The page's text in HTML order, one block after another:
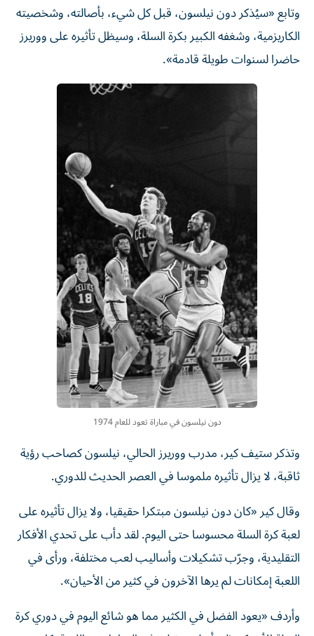
وتابع «سيُذكر دون نيلسون، قبل كل شيء، بأصالته، وشخصيته
الكاريزمية، وشغفه الكبير بكرة السلة، وسيظل تأثيره على ووريرز
حاضرا لسنوات طويلة قادمة».
دون نيلسون في مباراة تعود للعام 1974
وتذكر ستيف كير، مدرب ووريرز الحالي، نيلسون كصاحب رؤية
ثاقبة، لا يزال تأثيره ملموسا في العصر الحديث للدوري.
وقال كير «كان دون نيلسون مبتكرا حقيقيا، ولا يزال تأثيره على
لعبة كرة السلة محسوسا حتى اليوم. لقد دأب على تحدي الأفكار
التقليدية، وجرّب تشكيلات وأساليب لعب مختلفة، ورأى في
اللعبة إمكانات لم يرها الآخرون في كثير من الأحيان».
وأردف «يعود الفضل في الكثير مما هو شائع اليوم في دوري كرة